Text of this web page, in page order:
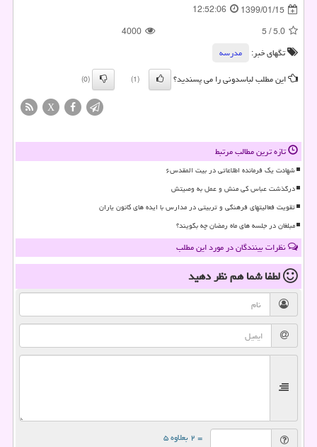
1399/01/15
12:52:06
5.0
/
5
4000
تگهای خبر:
مدرسه
این مطلب لباسدونی را می پسندید؟
(1)
(0)
X
تازه ترین مطالب مرتبط
شهادت یک فرمانده اطلاعاتی در بیت المقدس۶
درگذشت عباس کی منش و عمل به وصیتش
تقویت فعالیتهای فرهنگی و تربیتی در مدارس با ایده های کانون یاران
مبلغان در جلسه های ماه رمضان چه بگویند؟
نظرات بینندگان در مورد این مطلب
لطفا شما همنظر دهید
= ۲ بعلاوه ۵